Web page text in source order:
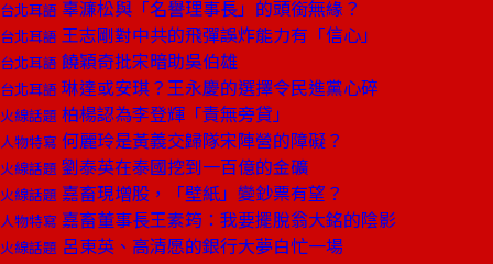
台北耳語 辜濂松與「名譽理事長」的頭銜無緣？
台北耳語 王志剛對中共的飛彈誤炸能力有「信心」
台北耳語 饒穎奇批宋暗助吳伯雄
台北耳語 琳達或安琪？王永慶的選擇令民進黨心碎
火線話題 柏楊認為李登輝「責無旁貸」
人物特寫 何麗玲是黃義交歸隊宋陣營的障礙？
火線話題 劉泰英在泰國挖到一百億的金礦
火線話題 嘉畜現增股，「壁紙」變鈔票有望？
人物特寫 嘉畜董事長王素筠：我要擺脫翁大銘的陰影
火線話題 呂東英、高清愿的銀行大夢白忙一場